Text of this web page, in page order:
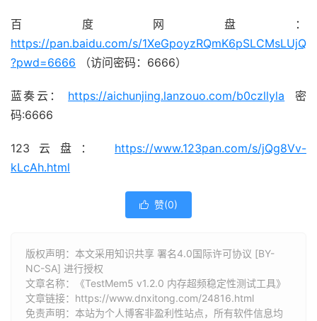
百度网盘：
https://pan.baidu.com/s/1XeGpoyzRQmK6pSLCMsLUjQ
?pwd=6666 （访问密码：6666）
蓝奏云： https://aichunjing.lanzouo.com/b0czllyla 密
码:6666
123云盘： https://www.123pan.com/s/jQg8Vv-
kLcAh.html
 赞(0)
版权声明：本文采用知识共享 署名4.0国际许可协议 [BY-
NC-SA] 进行授权
文章名称：《TestMem5 v1.2.0 内存超频稳定性测试工具》
文章链接： https://www.dnxitong.com/24816.html
免责声明：本站为个人博客非盈利性站点，所有软件信息均